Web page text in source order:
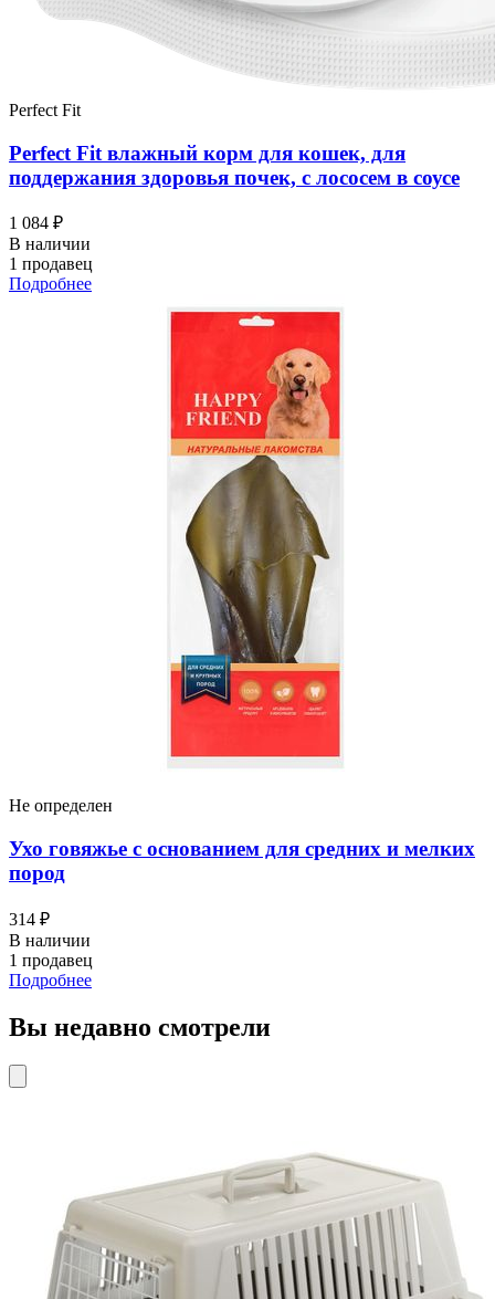
Perfect Fit
Perfect Fit влажный корм для кошек, для
поддержания здоровья почек, с лососем в соусе
1 084 ₽
В наличии
1 продавец
Подробнее
Не определен
Ухо говяжье с основанием для средних и мелких
пород
314 ₽
В наличии
1 продавец
Подробнее
Вы недавно смотрели